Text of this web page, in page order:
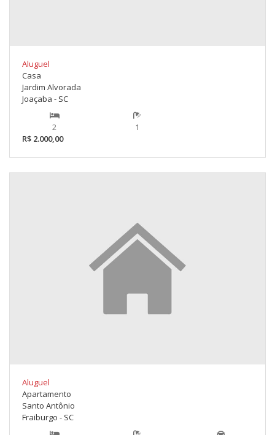
Aluguel
Casa
Jardim Alvorada
Joaçaba - SC
2
1
R$ 2.000,00
Aluguel
Apartamento
Santo Antônio
Fraiburgo - SC